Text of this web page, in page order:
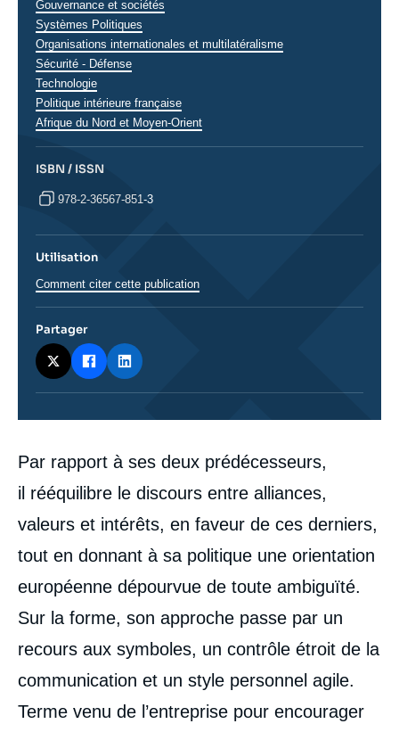
Corps
analyses
Par rapport à ses deux prédécesseurs,
il rééquilibre le discours entre alliances,
valeurs et intérêts, en faveur de ces derniers,
tout en donnant à sa politique une orientation
européenne dépourvue de toute ambiguïté.
Sur la forme, son approche passe par un
recours aux symboles, un contrôle étroit de la
communication et un style personnel agile.
Terme venu de l’entreprise pour encourager
analyses
Gouvernance et sociétés
Systèmes Politiques
Organisations internationales et multilatéralisme
Sécurité - Défense
Technologie
Régions
Politique intérieure française
Afrique du Nord et Moyen-Orient
ISBN / ISSN
978-2-36567-851-3
Utilisation
Comment citer cette publication
Partager